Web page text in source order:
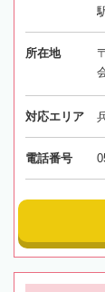
所在地
対応エリア
電話番号